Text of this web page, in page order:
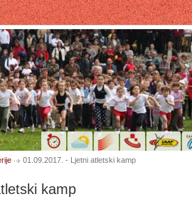
01.09.2017. - Ljetni atletski kamp
kamp